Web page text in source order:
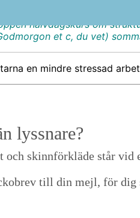
halvdagskurs om
et c, du vet)
en min­dre stres­sad
lyssnare?
till din mejl, för dig